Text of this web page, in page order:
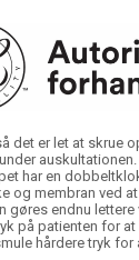
det er let at skrue
auskultationen.
har en
og membran ved
gøres endnu lettere
på patienten for at
hårdere tryk for